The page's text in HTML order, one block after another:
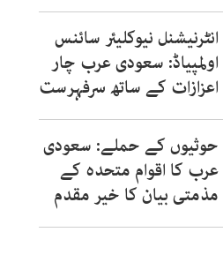
انٹرنیشنل نیوکلیئر سائنس
اولمپیاڈ: سعودی عرب چار
اعزازات کے ساتھ سرفہرست
حوثیوں کے حملے: سعودی
عرب کا اقوام متحدہ کے
مذمتی بیان کا خیر مقدم